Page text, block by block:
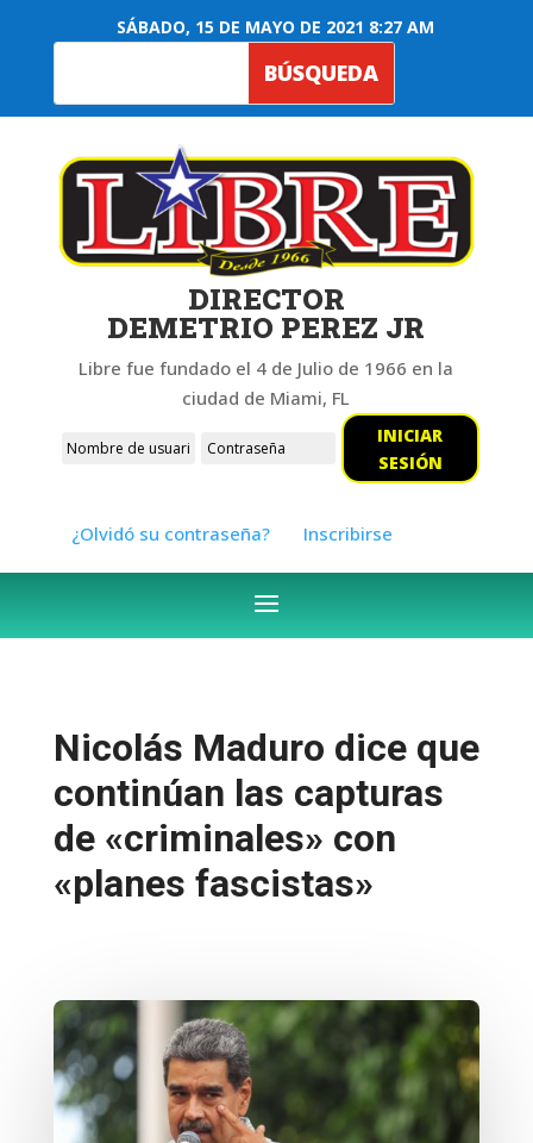
SÁBADO, 15 DE MAYO DE 2021 8:27 AM
DIRECTOR
DEMETRIO PEREZ JR
Libre fue fundado el 4 de Julio de 1966 en la
ciudad de Miami, FL
INICIAR
SESIÓN
¿Olvidó su contraseña? Inscribirse
Nicolás Maduro dice que
continúan las capturas
de «criminales» con
«planes fascistas»